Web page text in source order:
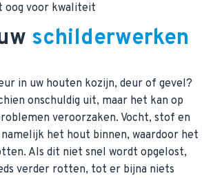
oog voor kwaliteit
schilderwerken
in uw houten kozijn, deur of gevel?
onschuldig uit, maar het kan op
veroorzaken. Vocht, stof en
het hout binnen, waardoor het
Als dit niet snel wordt opgelost,
verder rotten, tot er bijna niets